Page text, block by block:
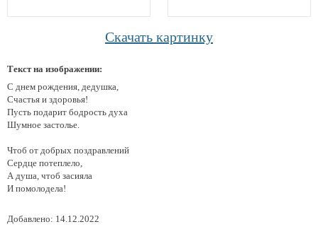
Скачать картинку
Текст на изображении:
С днем рождения, дедушка,
Счастья и здоровья!
Пусть подарит бодрость духа
Шумное застолье.
Чтоб от добрых поздравлений
Сердце потеплело,
А душа, чтоб засияла
И помолодела!
Добавлено: 14.12.2022